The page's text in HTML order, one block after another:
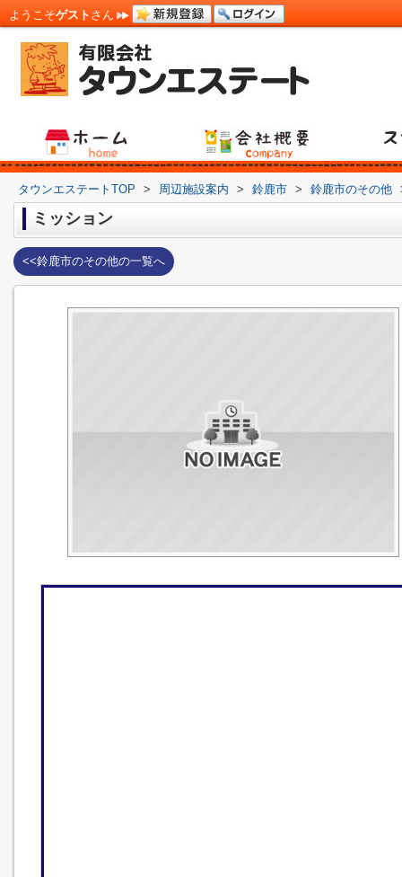
ようこそゲスト さん
タウンエステートTOP > 周辺施設案内 > 鈴鹿市 > 鈴鹿市のその他
ミッション
<<鈴鹿市のその他の一覧へ